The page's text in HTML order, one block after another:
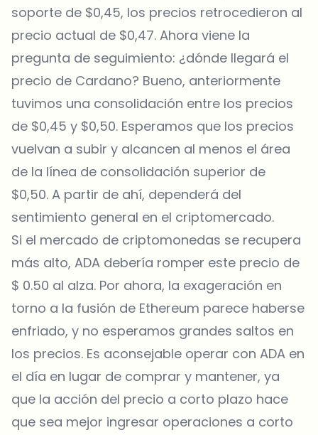
soporte de $0,45, los precios retrocedieron al
precio actual de $0,47. Ahora viene la
pregunta de seguimiento: ¿dónde llegará el
precio de Cardano? Bueno, anteriormente
tuvimos una consolidación entre los precios
de $0,45 y $0,50. Esperamos que los precios
vuelvan a subir y alcancen al menos el área
de la línea de consolidación superior de
$0,50. A partir de ahí, dependerá del
sentimiento general en el criptomercado.
Si el mercado de criptomonedas se recupera
más alto, ADA debería romper este precio de
$ 0.50 al alza. Por ahora, la exageración en
torno a la fusión de Ethereum parece haberse
enfriado, y no esperamos grandes saltos en
los precios. Es aconsejable operar con ADA en
el día en lugar de comprar y mantener, ya
que la acción del precio a corto plazo hace
que sea mejor ingresar operaciones a corto